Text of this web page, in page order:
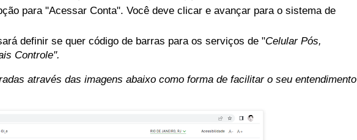
para "Acessar Conta". Você deve clicar e avançar para o sistema de
definir se quer código de barras para os serviços de "Celular Pós,
Controle".
através das imagens abaixo como forma de facilitar o seu entendimento